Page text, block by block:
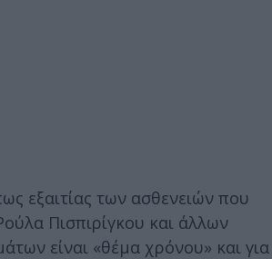
εξαιτίας των ασθενειών που
Πισπιρίγκου και άλλων
είναι «θέμα χρόνου» και για